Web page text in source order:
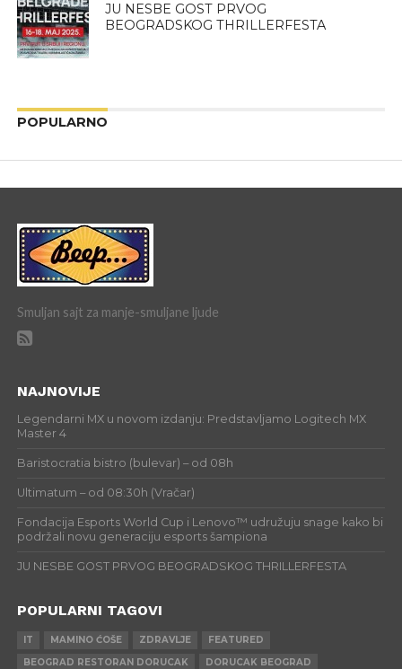
JU NESBE GOST PRVOG
BEOGRADSKOG THRILLERFESTA
POPULARNO
Smuljan sajt za manje-smuljane ljude
NAJNOVIJE
Legendarni MX u novom izdanju: Predstavljamo Logitech MX
Master 4
Baristocratia bistro (bulevar) – od 08h
Ultimatum – od 08:30h (Vračar)
Fondacija Esports World Cup i Lenovo™ udružuju snage kako bi
podržali novu generaciju esports šampiona
JU NESBE GOST PRVOG BEOGRADSKOG THRILLERFESTA
POPULARNI TAGOVI
IT MAMINO ĆOŠE ZDRAVLJE
FEATURED
BEOGRAD RESTORAN DORUCAK
DORUCAK BEOGRAD